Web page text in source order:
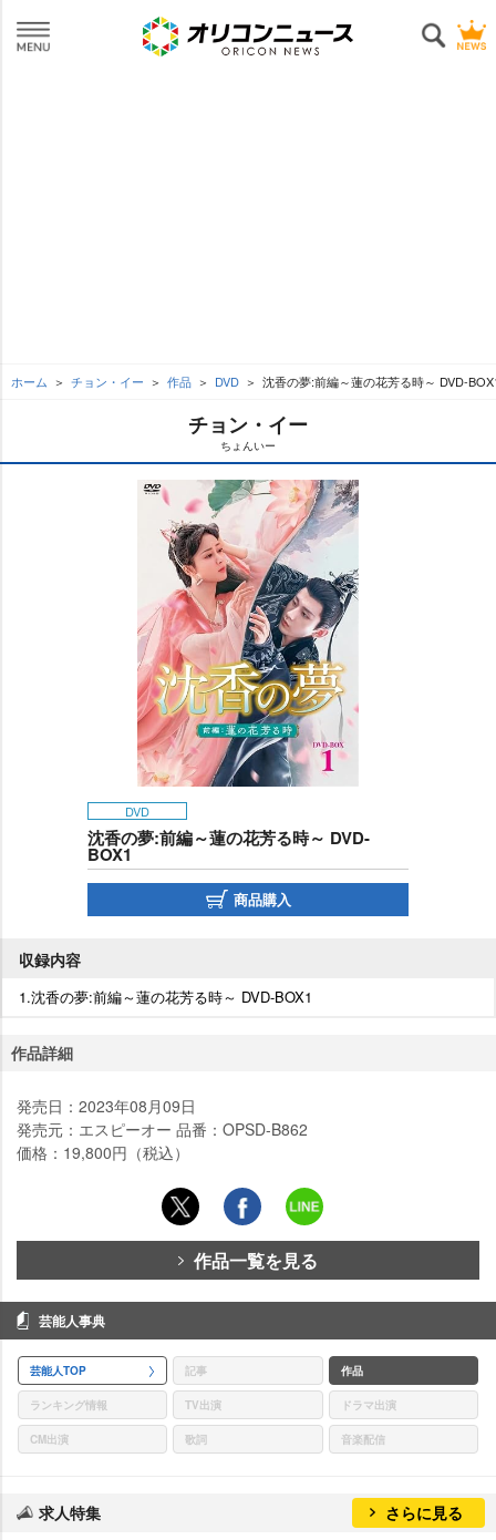
ホーム チョン・イー 作品 DVD 沈香の夢:前編～蓮の花芳る時～ DVD-
チョン・イー
ちょんいー
DVD
沈香の夢:前編～蓮の花芳る時～ DVD-
BOX1
商品購入
収録内容
1.沈香の夢:前編～蓮の花芳る時～ DVD-BOX1
作品詳細
発売日：2023年08月09日
発売元：エスピーオー 品番：OPSD-B862
価格：19,800円（税込）
作品一覧を見る
芸能人事典
芸能人TOP 記事 作品
ランキング情報 TV出演 ドラマ出演
CM出演 歌詞 音楽配信
求人特集 さらに見る